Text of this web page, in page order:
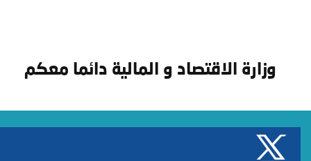
وزارة الاقتصاد و المالية دائما معكم